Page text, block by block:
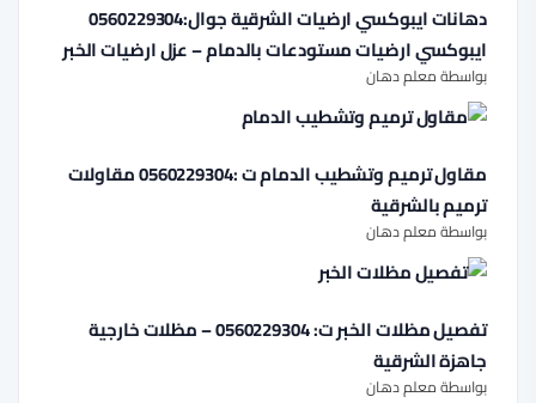
دهانات ايبوكسي ارضيات الشرقية جوال:0560229304
ايبوكسي ارضيات مستودعات بالدمام – عزل ارضيات الخبر
بواسطة معلم دهان
مقاول ترميم وتشطيب الدمام ت :0560229304 مقاولات
ترميم بالشرقية
بواسطة معلم دهان
تفصيل مظلات الخبر ت: 0560229304 – مظلات خارجية
جاهزة الشرقية
بواسطة معلم دهان